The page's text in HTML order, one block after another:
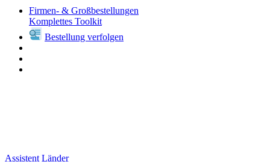
Firmen- & Großbestellungen
Komplettes Toolkit
Bestellung verfolgen
Assistent Länder